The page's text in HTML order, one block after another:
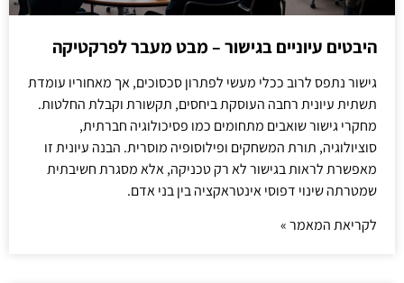
היבטים עיוניים בגישור – מבט מעבר לפרקטיקה
גישור נתפס לרוב ככלי מעשי לפתרון סכסוכים, אך מאחוריו עומדת
תשתית עיונית רחבה העוסקת ביחסים, תקשורת וקבלת החלטות.
מחקרי גישור שואבים מתחומים כמו פסיכולוגיה חברתית,
סוציולוגיה, תורת המשחקים ופילוסופיה מוסרית. הבנה עיונית זו
מאפשרת לראות בגישור לא רק טכניקה, אלא מסגרת חשיבתית
שמטרתה שינוי דפוסי אינטראקציה בין בני אדם.
לקריאת המאמר »